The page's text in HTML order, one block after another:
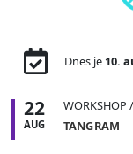
Dnes je 10.
22
AUG
WORKSHOP
TANGRAM